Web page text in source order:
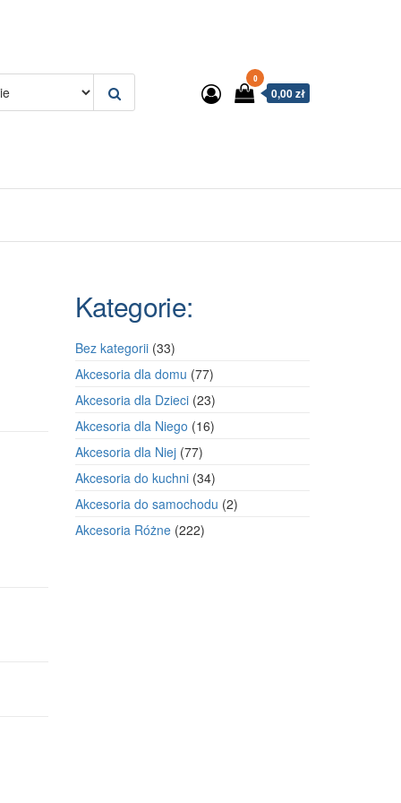
0
0,00 zł
Kategorie:
Bez kategorii 3333
produkty
Akcesoria dla domu 7777
produktów
Akcesoria dla Dzieci 2323
produkty
Akcesoria dla Niego 1616
Akcesoria dla Niej 7777
produktów
Akcesoria do kuchni 3434
produkty
Akcesoria do samochodu 22
Akcesoria Różne 222222